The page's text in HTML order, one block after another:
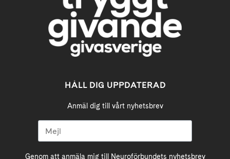
HÅLL DIG UPPDATERAD
Anmäl dig till vårt nyhetsbrev
Genom att anmäla mig till Neuroförbundets nyhetsbrev